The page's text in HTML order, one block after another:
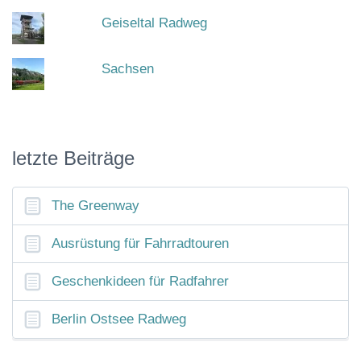
Geiseltal Radweg
Sachsen
letzte Beiträge
The Greenway
Ausrüstung für Fahrradtouren
Geschenkideen für Radfahrer
Berlin Ostsee Radweg